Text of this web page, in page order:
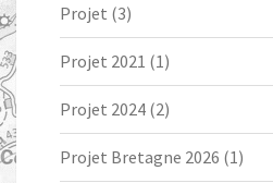
Projet (3)
Projet 2021 (1)
Projet 2024 (2)
Projet Bretagne 2026 (1)